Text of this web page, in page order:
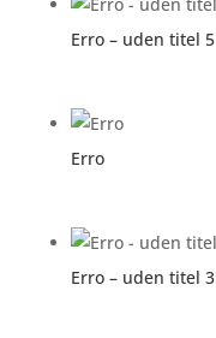
Erro – uden titel 5
Erro
Erro – uden titel 3